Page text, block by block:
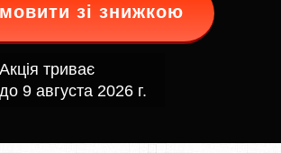
зі знижкою
Акція триває
до 9 августа 2026 г.